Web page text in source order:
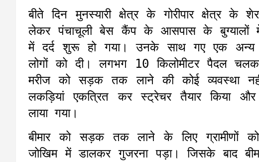
p
p
o
k
g
e
r
r
a
m
बीते दिन मुनस्यारी क्षेत्र के गोरीपार क्षेत्र के
लेकर पंचाचूली बेस कैंप के आसपास के
में दर्द शुरू हो गया। उनके साथ गए एक
लोगों को दी। लगभग 10 किलोमीटर पैदल
मरीज को सड़क तक लाने की कोई व्यवस्था
लकड़ियां एकत्रित कर स्ट्रेचर तैयार किया
लाया गया।
बीमार को सड़क तक लाने के लिए ग्रामीणों
जोखिम में डालकर गुजरना पड़ा। जिसके बाद